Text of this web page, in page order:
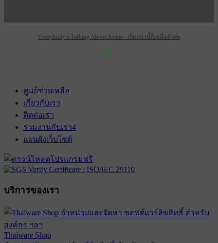
Everybody's Talking About Jamie - เริ่ดกว่านี้ก็เจมี่แล้วค่ะ
34 2
ศูนย์ช่วยเหลือ
เกี่ยวกับเรา
ติดต่อเรา
ร่วมงานกับเรา4
แผนผังเว็บไซต์
บริการของเรา
Thaiware Shop